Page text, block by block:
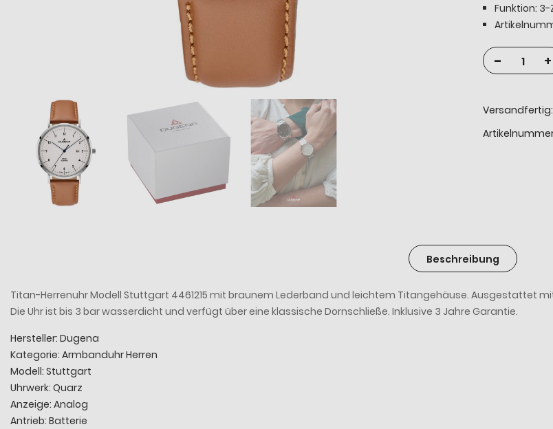
Funktion:
- +
Versandfertig:
Beschreibung
Titan-Herrenuhr Modell Stuttgart 4461215 mit braunem Lederband und leichtem Titangehäuse. Ausgestattet
Die Uhr ist bis 3 bar wasserdicht und verfügt über eine klassische Dornschließe. Inklusive 3 Jahre Garantie.
Hersteller: Dugena
Kategorie: Armbanduhr Herren
Modell: Stuttgart
Uhrwerk: Quarz
Anzeige: Analog
Antrieb: Batterie